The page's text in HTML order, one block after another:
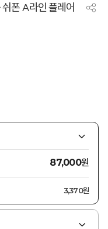
폰 A라인 플레어
87,000원
3,370원